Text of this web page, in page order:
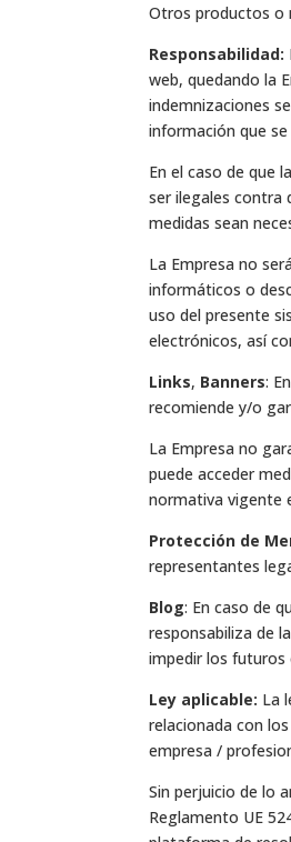
Otros productos o
Responsabilidad:
web, quedando la
indemnizaciones
información que
En el caso de que
ser ilegales contra
medidas sean
La Empresa no
informáticos o
uso del presente
electrónicos, así
Links, Banners:
recomiende y/o
La Empresa no
puede acceder
normativa vigente
Protección de
representantes
Blog: En caso de
responsabiliza de
impedir los futuros
Ley aplicable: La
relacionada con
empresa /
Sin perjuicio de lo
Reglamento UE